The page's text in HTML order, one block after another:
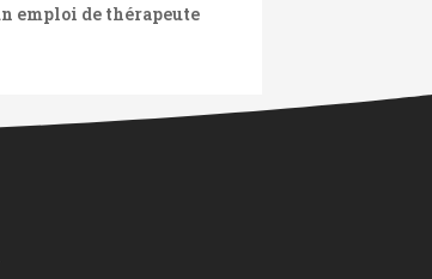
emploi de thérapeute